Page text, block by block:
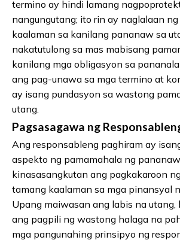
termino ay hindi lamang
nangungutang; ito rin ay naglalaan
kaalaman sa kanilang pananaw sa
nakatutulong sa mas mabisang
kanilang mga obligasyon sa
ang pag-unawa sa mga termino at
ay isang pundasyon sa wastong
utang.
Pagsasagawa ng
Ang responsableng paghiram ay
aspekto ng pamamahala ng
kinasasangkutan ang pagkakaroon
tamang kaalaman sa mga pinansyal
Upang maiwasan ang labis na
ang pagpili ng wastong halaga na
mga pangunahing prinsipyo ng